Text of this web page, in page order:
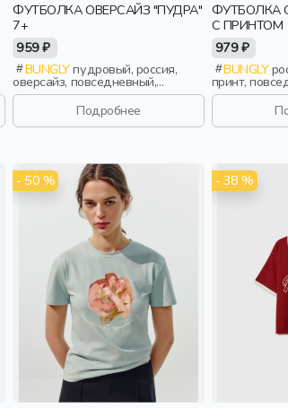
ФУТБОЛКА ОВЕРСАЙЗ "ПУДРА"
7+
959 ₽
BUNGLYпудровый, россия,
оверсайз, повседневный,
девочки, школьники, подростки,
Подробнее
ФУТБОЛКА
С ПРИНТОМ
979 ₽
BUNGLYроссия, оверсайз,
принт,
малыши,
- 50 % - 38 %